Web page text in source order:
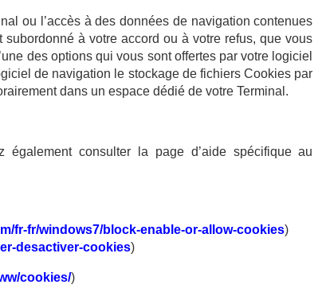
ou l’accès à des données de navigation contenues
à votre accord ou à votre refus, que vous
des options qui vous sont offertes par votre logiciel
de navigation le stockage de fichiers Cookies par
dans un espace dédié de votre Terminal.
également consulter la page d’aide spécifique au
fr-fr/windows7/block-enable-or-allow-cookies)
desactiver-cookies)
cookies/)